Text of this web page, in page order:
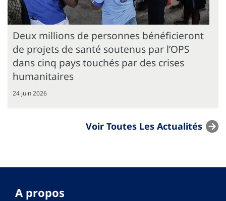
Deux millions de personnes bénéficieront
de projets de santé soutenus par l’OPS
dans cinq pays touchés par des crises
humanitaires
24 juin 2026
Voir Toutes Les Actualités
A propos